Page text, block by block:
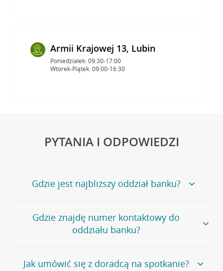
Armii Krajowej 13, Lubin
Poniedziałek: 09:30-17:00
Wtorek-Piątek: 09:00-16:30
PYTANIA I ODPOWIEDZI
Gdzie jest najbliższy oddział banku?
Jeśli szukasz oddziału naszego banku, zapraszamy na
stronęPlacówki i bankomaty, na której znajduje się
wygodna wyszukiwarka.
oddziałów
Gdzie znajdę numer kontaktowy do
oddziału banku?
Bank Credit Agricole nie udostępnia ogólnego numeru
telefonu do placówki bankowej.
Jak umówić się z doradcą na spotkanie?